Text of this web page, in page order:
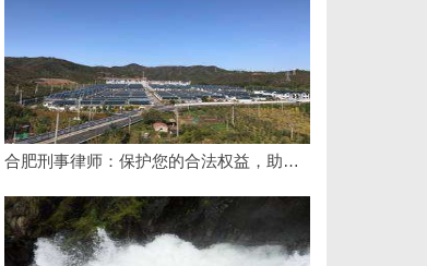
合肥刑事律师：保护您的合法权益，助您走出法律困境